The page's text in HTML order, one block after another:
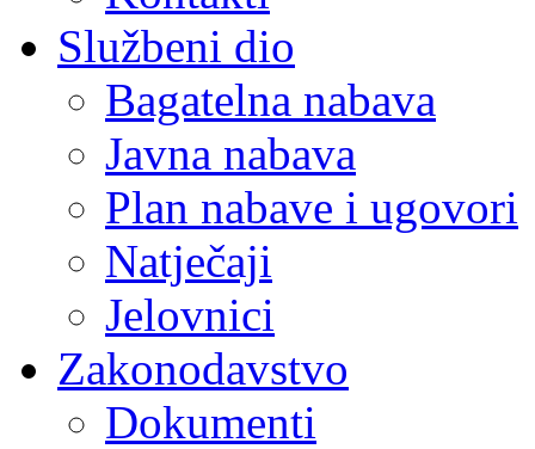
Službeni dio
Bagatelna nabava
Javna nabava
Plan nabave i ugovori
Natječaji
Jelovnici
Zakonodavstvo
Dokumenti